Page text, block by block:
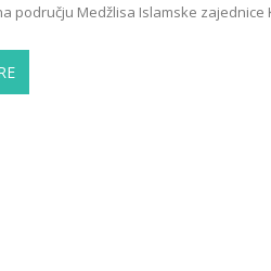
području Medžlisa Islamske zajednice